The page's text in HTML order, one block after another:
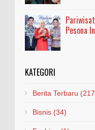
Pesona
KATEGORI
Berita Terbaru
Bisnis (34)